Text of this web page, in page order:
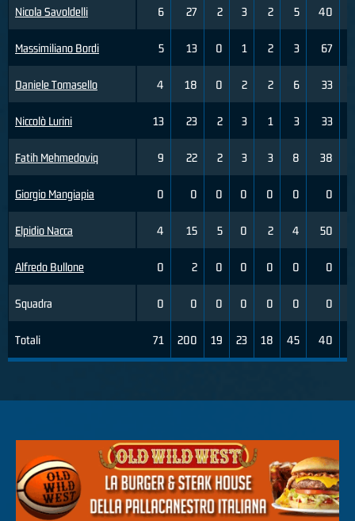
Nicola Savoldelli
Massimiliano Bordi
Daniele Tomasello
Niccolò Lurini
Fatih Mehmedoviq
Giorgio Mangiapia
Elpidio Nacca
Alfredo Bullone
Squadra
Totali
6 27 2 3 2 5 40
5 13 0 1 2 3 67
4 18 0 2 2 6 33
13 23 2 3 1 3 33
9 22 2 3 3 8 38
0 0 0 0 0 0 0
4 15 5 0 2 4 50
0 2 0 0 0 0 0
0 0 0 0 0 0 0
71 200 19 23 18 45 40